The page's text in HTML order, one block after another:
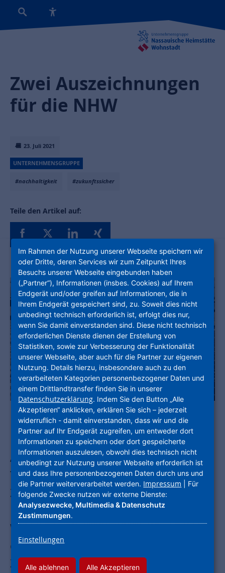
23. Juli 2021
UNTERNEHMENSGRUPPE
#nachhaltigkeit #zukunftssicher
Teile den Artikel auf:
Zwei Auszeichnungen
für die NHW
Die NHW darf sich über zwei
Auszeichnungen freuen. Deutschland
Test und Focus Money haben in
Zusammenarbeit mit dem Institut für
Management und
Wirtschaftsforschung in zwei Studien
das nachhaltige Image sowie die
Zukunftssicherheit der Jobs in
Im Rahmen der Nutzung unserer Webseite speichern wir
oder Dritte, deren Services wir zum Zeitpunkt Ihres
Besuchs unserer Webseite eingebunden haben
(„Partner“), Informationen (insbes. Cookies) auf Ihrem
Endgerät und/oder greifen auf Informationen, die in
Ihrem Endgerät gespeichert sind, zu. Soweit dies nicht
unbedingt technisch erforderlich ist, erfolgt dies nur,
wenn Sie damit einverstanden sind. Diese nicht technisch
erforderlichen Dienste dienen der Erstellung von
Statistiken, sowie zur Verbesserung der Funktionalität
unserer Webseite, aber auch für die Partner zur eigenen
Nutzung. Details hierzu, insbesondere auch zu den
verarbeiteten Kategorien personenbezogener Daten und
einem Drittlandtransfer finden Sie in unserer
Datenschutzerklärung. Indem Sie den Button „Alle
Akzeptieren“ anklicken, erklären Sie sich – jederzeit
widerruflich - damit einverstanden, dass wir und die
Partner auf Ihr Endgerät zugreifen, um entweder dort
Informationen zu speichern oder dort gespeicherte
Informationen auszulesen, obwohl dies technisch nicht
unbedingt zur Nutzung unserer Webseite erforderlich ist
und dass Ihre personenbezogenen Daten durch uns und
die Partner weiterverarbeitet werden. Impressum | Für
folgende Zwecke nutzen wir externe Dienste:
Analysezwecke, Multimedia & Datenschutz
Zustimmungen.
Einstellungen
Alle ablehnen Alle Akzeptieren